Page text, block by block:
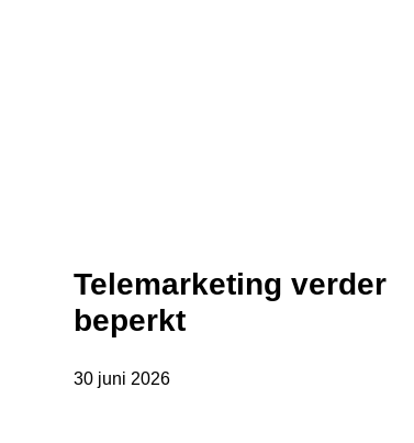
Telemarketing verder
beperkt
30 juni 2026